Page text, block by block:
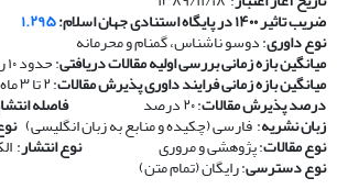
ضریب تاثیر ۱۴۰۰ در پایگاه استنادی جهان اسلام: ۱.۲۹۵
نوع داوری: دوسو ناشناس، گمنام و محرمانه
​​​​​​​میانگین بازه زمانی بررسی اولیه مقالات دریافتی: حدود ۱۰ روز
​​​​​​​میانگین بازه زمانی فرایند داوری پذیرش مقالات: ۲ تا ۳ ماه، حداقل دو داور
درصد پذیرش مقالات: ۲۰ درصد ​​​​​​​فاصله
زبان نشریه: فارسی (چکیده و منابع به زبان انگلیسی) ​​​​​​​
​​​​​​​نوع مقالات: پژوهشی و مروری ​​​​​​​نوع انتشار:
​​​​​​​نوع دسترسی: رایگان (تمام متن)